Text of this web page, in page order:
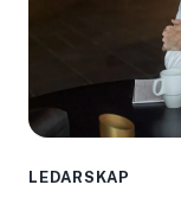
LEDARSKAP